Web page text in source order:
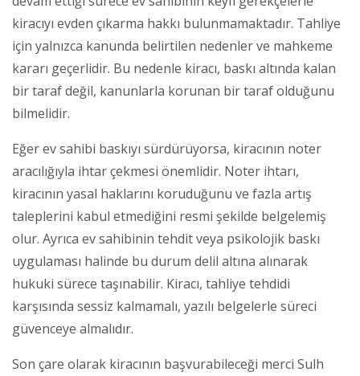
kiracıyı evden çıkarma hakkı bulunmamaktadır. Tahliye
için yalnızca kanunda belirtilen nedenler ve mahkeme
kararı geçerlidir. Bu nedenle kiracı, baskı altında kalan
bir taraf değil, kanunlarla korunan bir taraf olduğunu
bilmelidir.
Eğer ev sahibi baskıyı sürdürüyorsa, kiracının noter
aracılığıyla ihtar çekmesi önemlidir. Noter ihtarı,
kiracının yasal haklarını koruduğunu ve fazla artış
taleplerini kabul etmediğini resmi şekilde belgelemiş
olur. Ayrıca ev sahibinin tehdit veya psikolojik baskı
uygulaması halinde bu durum delil altına alınarak
hukuki sürece taşınabilir. Kiracı, tahliye tehdidi
karşısında sessiz kalmamalı, yazılı belgelerle süreci
güvenceye almalıdır.
Son çare olarak kiracının başvurabileceği merci Sulh